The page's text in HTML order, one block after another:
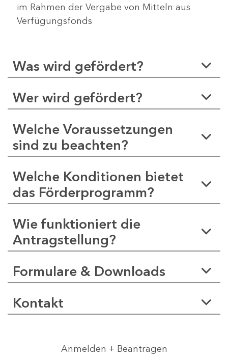
im Rahmen der Vergabe von Mitteln aus
Verfügungsfonds
Was wird gefördert?
Wer wird gefördert?
Welche Voraussetzungen
sind zu beachten?
Welche Konditionen bietet
das Förderprogramm?
Wie funktioniert die
Antragstellung?
Formulare & Downloads
Kontakt
Anmelden + Beantragen